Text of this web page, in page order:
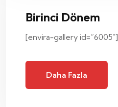
Birinci Dönem
[envira-gallery id=”6005″]
Daha Fazla